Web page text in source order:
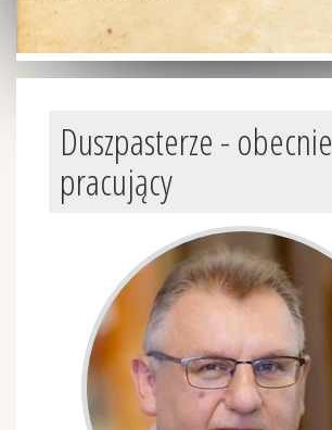
Duszpasterze - obecnie
pracujący